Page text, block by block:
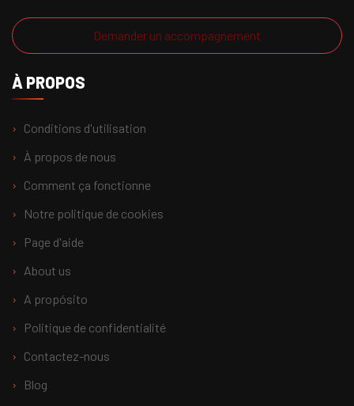
Demander un accompagnement
À PROPOS
Conditions d'utilisation
À propos de nous
Comment ça fonctionne
Notre politique de cookies
Page d'aide
About us
A propósito
Politique de confidentialité
Contactez-nous
Blog